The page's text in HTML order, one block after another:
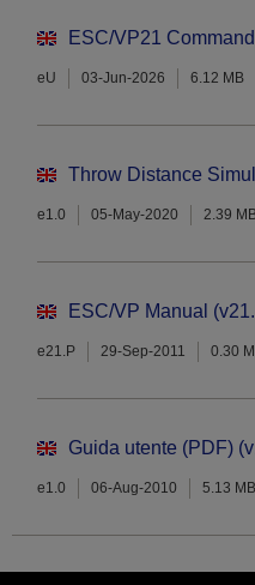
ESC/VP21
eU 03-Jun-2026 6.12 MB
Throw Distance
e1.0 05-May-2020 2.39
ESC/VP Manual
e21.P 29-Sep-2011 0.30
Guida utente (PDF)
e1.0 06-Aug-2010 5.13 MB